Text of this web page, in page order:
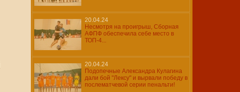
20.04.24
Несмотря на проигрыш, Сборная
АФПФ обеспечила себе место в
ТОП-4...
20.04.24
Подопечные Александра Кулагина
дали бой "Лексу" и вырвали победу в
послематчевой серии пенальти!